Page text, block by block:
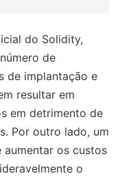
do Solidity,
de
de implantação e
resultar em
em detrimento de
Por outro lado, um
aumentar os custos
o